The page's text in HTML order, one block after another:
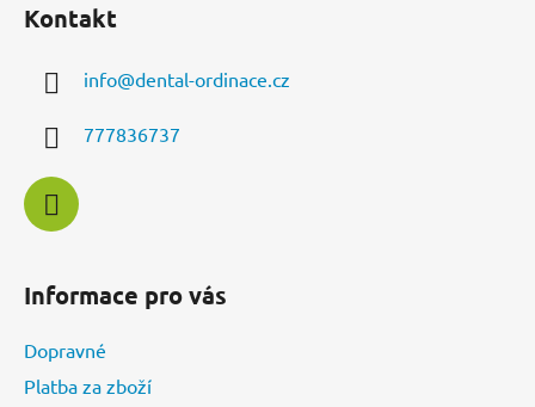
Kontakt
info@dental-ordinace.cz
777836737
Informace pro vás
Dopravné
Platba za zboží